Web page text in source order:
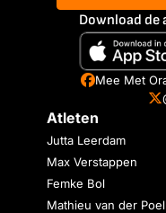
Download de
Mee Met
Atleten
Jutta Leerdam
Max Verstappen
Femke Bol
Mathieu van der Poel